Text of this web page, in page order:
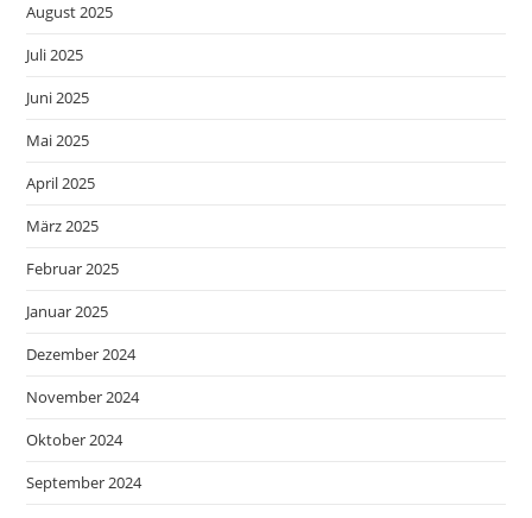
August 2025
Juli 2025
Juni 2025
Mai 2025
April 2025
März 2025
Februar 2025
Januar 2025
Dezember 2024
November 2024
Oktober 2024
September 2024